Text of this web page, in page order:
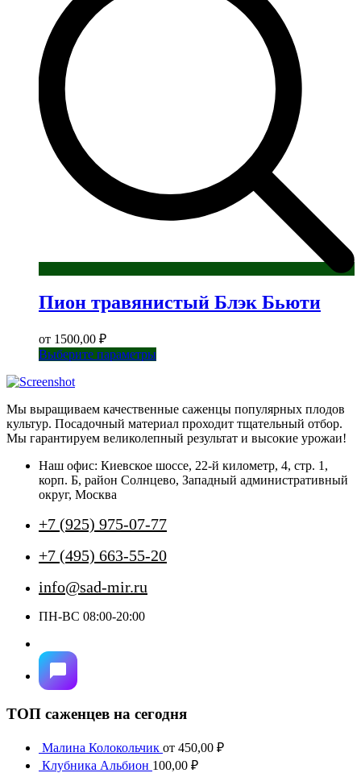
Пион травянистый Блэк Бьюти
от 1500,00 ₽
Выберите параметрыЭтот
вариаций.
Опции
можно
на
странице
Мы выращиваем качественные саженцы популярных плодов
культур. Посадочный материал проходит тщательный отбор.
Мы гарантируем великолепный результат и высокие урожаи!
Наш офис: Киевское шоссе, 22-й километр, 4, стр. 1,
корп. Б, район Солнцево, Западный административный
округ, Москва
+7 (925) 975-07-77
+7 (495) 663-55-20
info@sad-mir.ru
ПН-ВС 08:00-20:00
ТОП саженцев на сегодня
Малина Колокольчик от 450,00 ₽
Клубника Альбион 100,00 ₽